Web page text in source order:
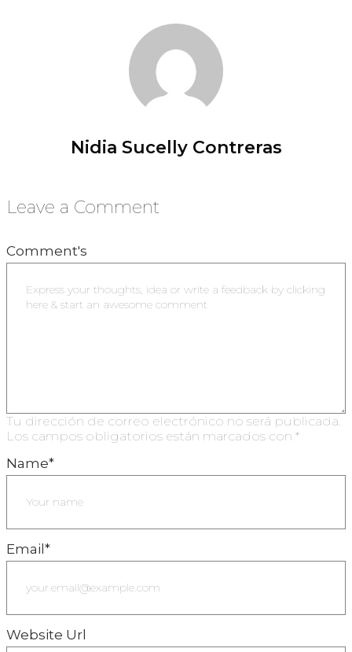
Nidia Sucelly Contreras
Leave a Comment
Tu dirección de correo electrónico no será publicada.
Los campos obligatorios están marcados con *
Comment's
Name*
Email*
Website Url